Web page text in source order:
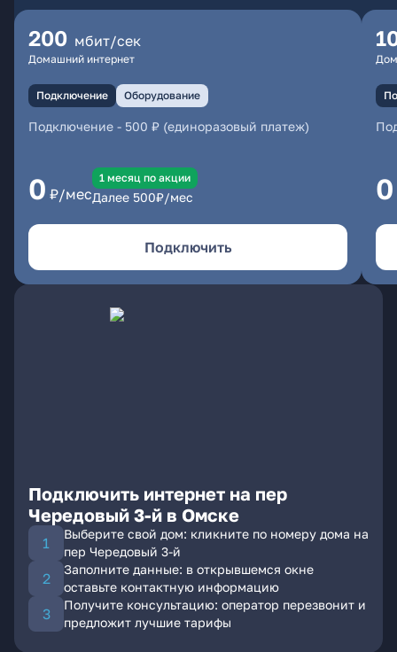
200 мбит/сек
Домашний интернет
Подключение Оборудование
Подключение - 500 ₽ (единоразовый платеж)
0 ₽/мес
1 месяц по акции
Далее 500₽/мес
Подключить
0
Подключить интернет на пер
Чередовый 3-й в Омске
Выберите свой дом: кликните по номеру дома на
пер Чередовый 3-й
Заполните данные: в открывшемся окне
оставьте контактную информацию
Получите консультацию: оператор перезвонит и
предложит лучшие тарифы